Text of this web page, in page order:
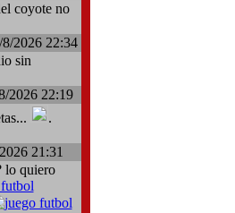
coyote no
8/2026 22:34
sin
2026 22:19
.
21:31
lo quiero